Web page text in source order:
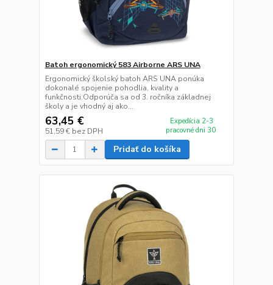
Batoh ergonomický 583 Airborne ARS UNA
Ergonomický školský batoh ARS UNA ponúka
dokonalé spojenie pohodlia, kvality a
funkčnosti.Odporúča sa od 3. ročníka základnej
školy a je vhodný aj ako...
63,45 €
51,59 € bez DPH
Expedícia 2-3
pracovné dni 30
Pridať do košíka